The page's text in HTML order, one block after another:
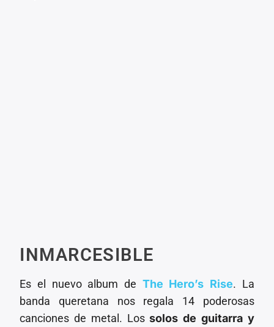
INMARCESIBLE
Es el nuevo album de The Hero’s Rise. La
banda queretana nos regala 14 poderosas
canciones de metal. Lossolos de guitarra y